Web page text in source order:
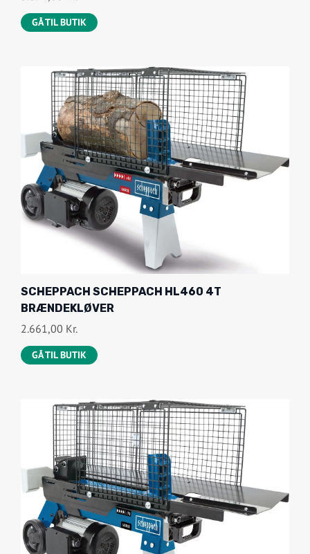
GÅ TIL BUTIK
SCHEPPACH SCHEPPACH HL460 4T
BRÆNDEKLØVER
2.661,00 Kr.
GÅ TIL BUTIK